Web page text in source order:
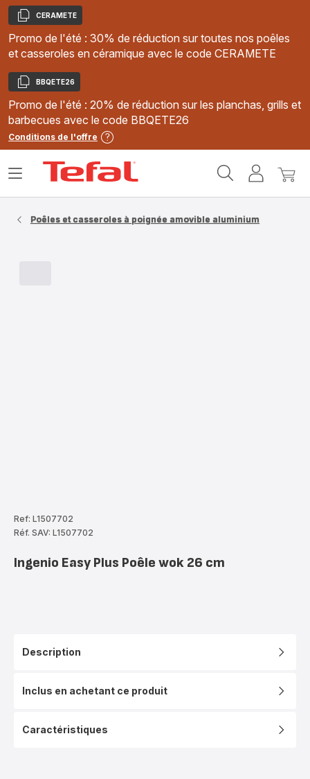
Copier
CERAMETE
Promo de l'été : 30% de réduction sur toutes nos poêles
et casseroles en céramique avec le code CERAMETE
Copier
BBQETE26
Promo de l'été : 20% de réduction sur les planchas, grills et
barbecues avec le code BBQETE26
Conditions de l'offre
MonMon
Ouvrir
Poêles et casseroles à poignée amovible aluminium
Ref: L1507702
Réf. SAV: L1507702
Ingenio Easy Plus Poêle wok 26 cm
Description
Inclus en achetant ce produit
Caractéristiques